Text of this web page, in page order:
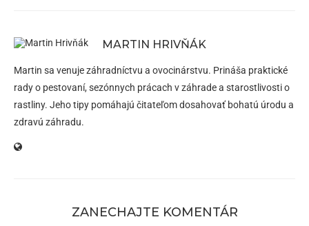
MARTIN HRIVŇÁK
Martin sa venuje záhradníctvu a ovocinárstvu. Prináša praktické
rady o pestovaní, sezónnych prácach v záhrade a starostlivosti o
rastliny. Jeho tipy pomáhajú čitateľom dosahovať bohatú úrodu a
zdravú záhradu.
ZANECHAJTE KOMENTÁR